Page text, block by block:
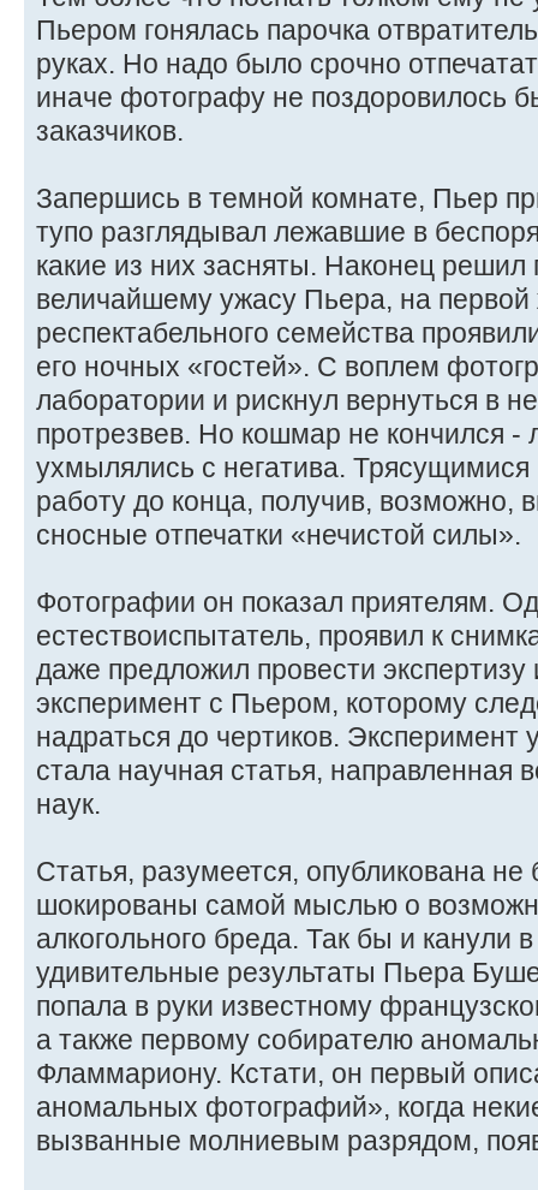
Пьером гонялась парочка
руках. Но надо было срочно
иначе фотографу не поздоровилось
заказчиков.
Запершись в темной комнате, Пьер
тупо разглядывал лежавшие в
какие из них засняты. Наконец решил
величайшему ужасу Пьера, на первой
pecпектабельного семейства
его ночных «гостей». С воплем
лаборатории и рискнул вернуться в
протрезвев. Но кошмар не кончился -
ухмылялись с негатива.
работу до конца, получив, возможно,
сносные отпечатки «нечистой силы».
Фотографии он показал приятелям.
естествоиспытатель, проявил к
даже предложил провести
эксперимент с Пьером, которому
надраться до чертиков. Эксперимент
стала научная статья, направленная
наук.
Статья, разумеется, опубликована
шокированы самой мыслью о
алкогольного бреда. Так бы и канули
удивительные результаты Пьера
попала в руки известному
а также первому собирателю
Фламмариону. Кcтати, он первый
аномальных фотографий», когда
вызванные молниевым разрядом,